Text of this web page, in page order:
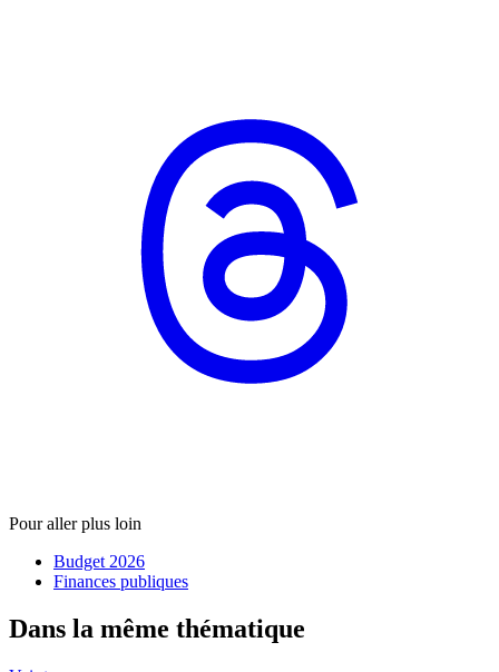
Pour aller plus loin
Budget 2026
Finances publiques
Dans la même thématique